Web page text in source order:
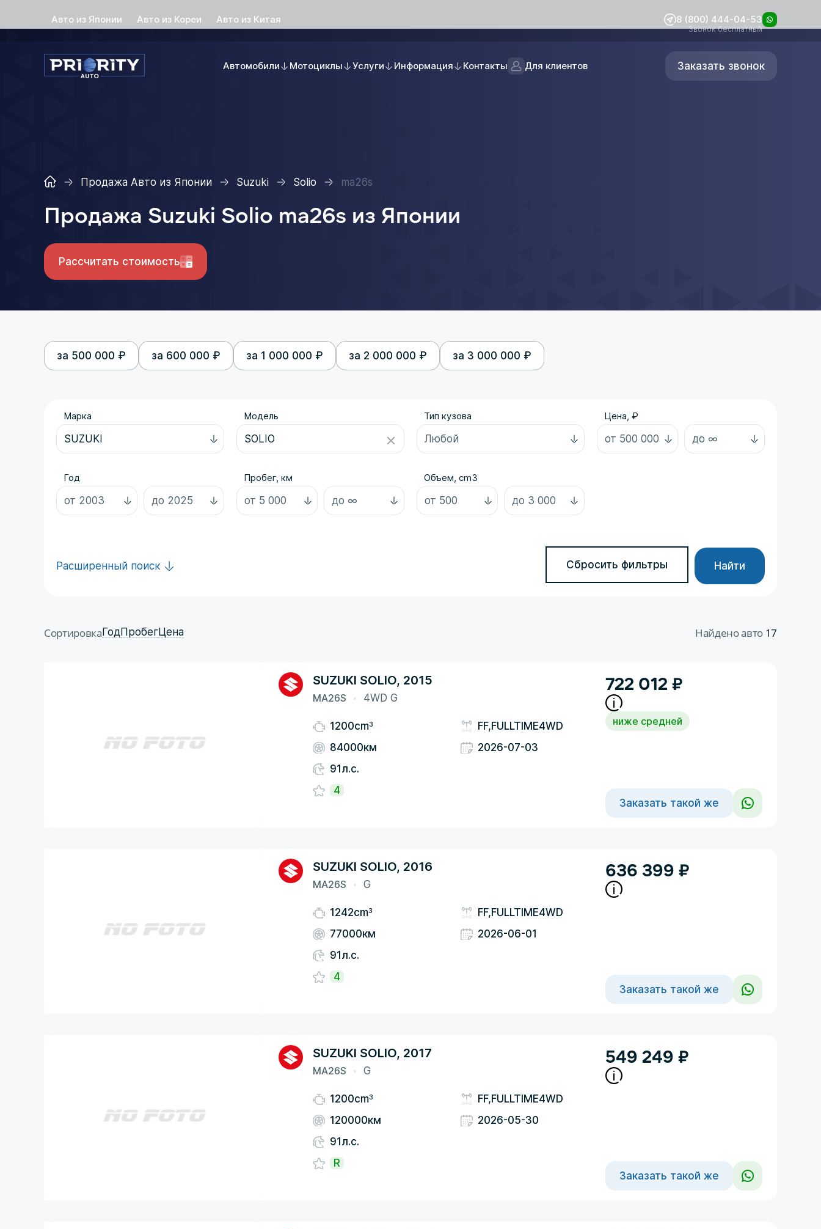
Авто из Японии Авто из Кореи Авто из Китая 8 (800) 444-04-53
Звонок бесплатный
Автомобили Мотоциклы Услуги Информация Контакты Для клиентов Заказать звонок
Продажа Авто из Японии Suzuki Solio ma26s
Продажа Suzuki Solio ma26s из Японии
Рассчитать стоимость
за 500 000 ₽ за 600 000 ₽ за 1 000 000 ₽ за 2 000 000 ₽ за 3 000 000 ₽
Марка Модель Тип кузова Цена, ₽
Год Пробег, км Объем, cm3
Расширенный поиск Сбросить фильтры Найти
Сортировка ГодПробегЦена Найдено авто 17
SUZUKI SOLIO, 2015
MA26S 4WD G
1200cm3
84000км
91л.с.
4
FF,FULLTIME4WD
2026-07-03
722 012 ₽
ниже средней
Заказать такой же
SUZUKI SOLIO, 2016
MA26S G
1242cm3
77000км
91л.с.
4
FF,FULLTIME4WD
2026-06-01
636 399 ₽
Заказать такой же
SUZUKI SOLIO, 2017
MA26S G
1200cm3
120000км
91л.с.
R
FF,FULLTIME4WD
2026-05-30
549 249 ₽
Заказать такой же